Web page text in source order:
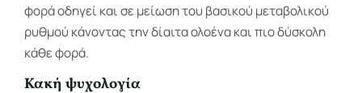
φορά οδηγεί και σε μείωση του βασικού μεταβολικού
ρυθμού κάνοντας την δίαιτα ολοένα και πιο δύσκολη
κάθε φορά.
Κακή ψυχολογία